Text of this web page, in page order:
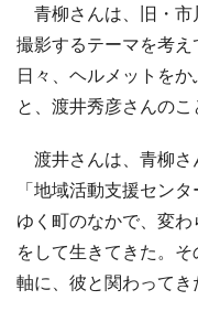
青柳さんは、旧・市
撮影するテーマを考
日々、ヘルメットを
と、渡井秀彦さんのこ
渡井さんは、青柳さ
「地域活動支援セン
ゆく町のなかで、変
をして生きてきた。
軸に、彼と関わってき